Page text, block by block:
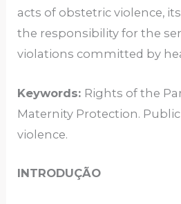
acts of obstetric violence,
the responsibility for the
violations committed by
Keywords: Rights of the
Maternity Protection.
violence.
INTRODUÇÃO